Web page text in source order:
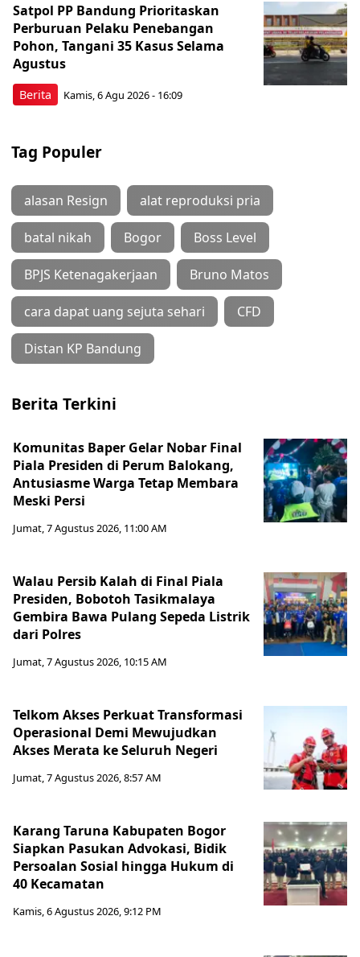
Berita
Satpol PP Bandung Prioritaskan
Perburuan Pelaku Penebangan
Pohon, Tangani 35 Kasus Selama
Agustus
Kamis, 6 Agu 2026 - 16:09
Tag Populer
alasan Resign alat reproduksi pria
batal nikah Bogor Boss Level
BPJS Ketenagakerjaan Bruno Matos
cara dapat uang sejuta sehari CFD
Distan KP Bandung
Berita Terkini
Komunitas Baper Gelar Nobar Final
Piala Presiden di Perum Balokang,
Antusiasme Warga Tetap Membara
Meski Persi
Jumat, 7 Agustus 2026, 11:00 AM
Walau Persib Kalah di Final Piala
Presiden, Bobotoh Tasikmalaya
Gembira Bawa Pulang Sepeda Listrik
dari Polres
Jumat, 7 Agustus 2026, 10:15 AM
Telkom Akses Perkuat Transformasi
Operasional Demi Mewujudkan
Akses Merata ke Seluruh Negeri
Jumat, 7 Agustus 2026, 8:57 AM
Karang Taruna Kabupaten Bogor
Siapkan Pasukan Advokasi, Bidik
Persoalan Sosial hingga Hukum di
40 Kecamatan
Kamis, 6 Agustus 2026, 9:12 PM